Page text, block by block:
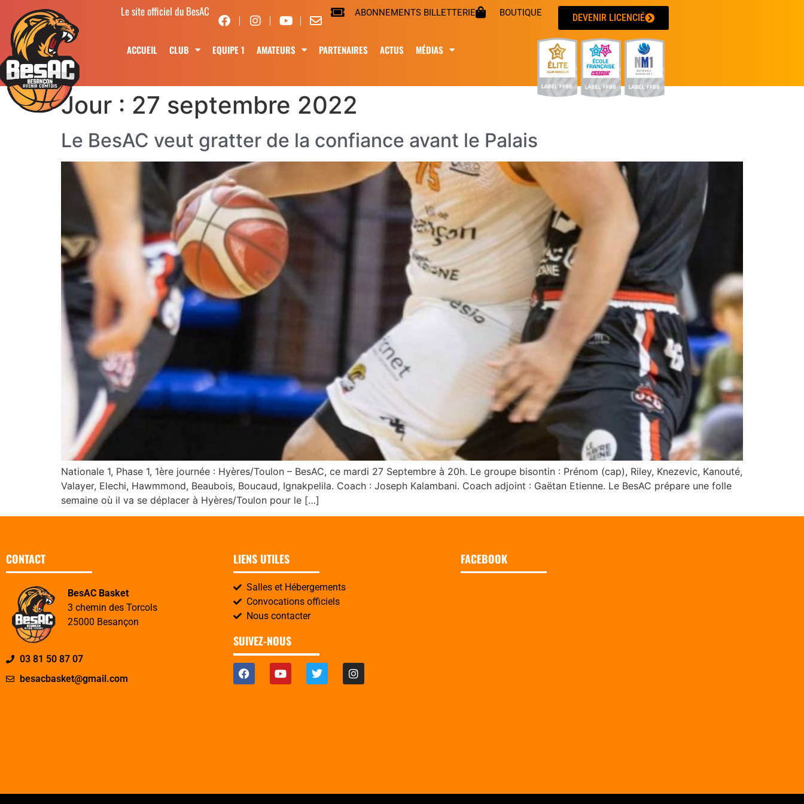
Le site officiel du BesAC ABONNEMENTS BILLETTERIE BOUTIQUE DEVENIR LICENCIÉ
ACCUEIL CLUB EQUIPE 1 AMATEURS PARTENAIRES ACTUS MÉDIAS
Jour : 27 septembre 2022
Le BesAC veut gratter de la confiance avant le Palais
Nationale 1, Phase 1, 1ère journée : Hyères/Toulon – BesAC, ce mardi 27 Septembre à 20h. Le groupe bisontin : Prénom (cap), Riley, Knezevic, Kanouté,
Valayer, Elechi, Hawmmond, Beaubois, Boucaud, Ignakpelila. Coach : Joseph Kalambani. Coach adjoint : Gaëtan Etienne. Le BesAC prépare une folle
semaine où il va se déplacer à Hyères/Toulon pour le […]
CONTACT
BesAC Basket
3 chemin des Torcols
25000 Besançon
03 81 50 87 07
besacbasket@gmail.com
LIENS UTILES
Salles et Hébergements
Convocations officiels
Nous contacter
SUIVEZ-NOUS
FACEBOOK